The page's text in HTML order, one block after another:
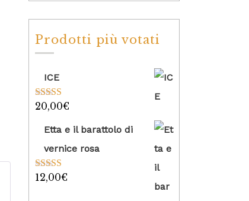
Prodotti più votati
ICE
Valutato5.00
20,00€
Etta e il barattolo di
vernice rosa
Valutato
12,00€